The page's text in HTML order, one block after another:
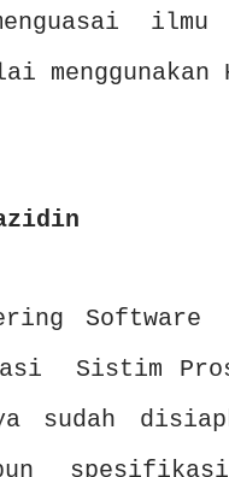
ilmu
menggunakan
Sistim
sudah